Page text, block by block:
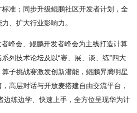
准；同步升级鲲鹏社区开发者计划，全
、扩大行业影响力。
会、鲲鹏开发者峰会为主线打造计算
列技术论坛及以“赛、展、谈、练”四大
子挑战赛激发创新潜能，鲲鹏昇腾明星
高层对话与开放麦搭建自由交流平台，
边练边学、快速上手，全方位呈现华为计